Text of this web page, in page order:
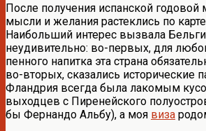
После получения испанской
мысли и желания растеклись по
Наибольший интерес вызвала
неудивительно: во-первых, для
пенного напитка эта страна
во-вторых, сказались исторические
Фландрия всегда была лакомым
выходцев с Пиренейского
бы Фернандо Альбу), а моя виза